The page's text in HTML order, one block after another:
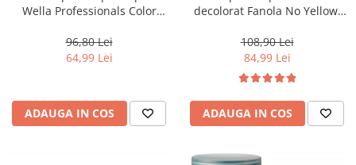
Wella Professionals Color
96,80 Lei
64,99 Lei
ADAUGA IN COS
decolorat Fanola No Yellow,
108,90 Lei
84,99 Lei
ADAUGA IN COS